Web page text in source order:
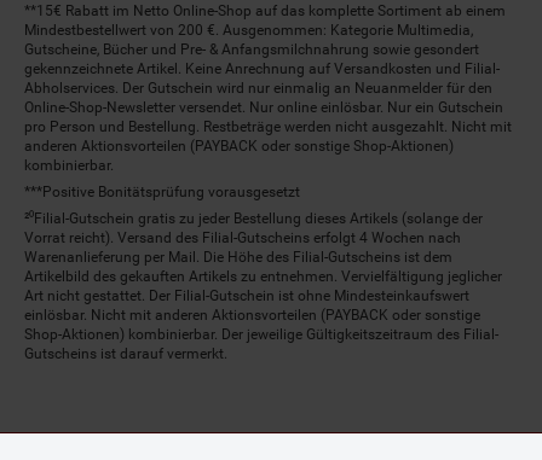
**15€ Rabatt im Netto Online-Shop auf das komplette Sortiment ab einem
Mindestbestellwert von 200 €. Ausgenommen: Kategorie Multimedia,
Gutscheine, Bücher und Pre- & Anfangsmilchnahrung sowie gesondert
gekennzeichnete Artikel. Keine Anrechnung auf Versandkosten und Filial-
Abholservices. Der Gutschein wird nur einmalig an Neuanmelder für den
Online-Shop-Newsletter versendet. Nur online einlösbar. Nur ein Gutschein
pro Person und Bestellung. Restbeträge werden nicht ausgezahlt. Nicht mit
anderen Aktionsvorteilen (PAYBACK oder sonstige Shop-Aktionen)
kombinierbar.
***Positive Bonitätsprüfung vorausgesetzt
²⁰Filial-Gutschein gratis zu jeder Bestellung dieses Artikels (solange der
Vorrat reicht). Versand des Filial-Gutscheins erfolgt 4 Wochen nach
Warenanlieferung per Mail. Die Höhe des Filial-Gutscheins ist dem
Artikelbild des gekauften Artikels zu entnehmen. Vervielfältigung jeglicher
Art nicht gestattet. Der Filial-Gutschein ist ohne Mindesteinkaufswert
einlösbar. Nicht mit anderen Aktionsvorteilen (PAYBACK oder sonstige
Shop-Aktionen) kombinierbar. Der jeweilige Gültigkeitszeitraum des Filial-
Gutscheins ist darauf vermerkt.